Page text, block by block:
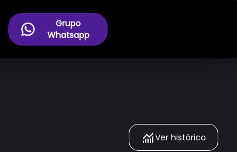
Grupo
Whatsapp
Ver histórico